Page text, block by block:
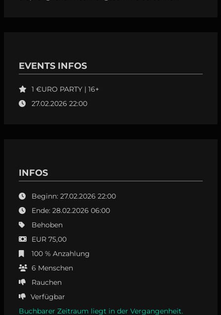
EVENTS INFOS
1 €URO PARTY | 16+
27.02.2026 22:00
INFOS
Beginn: 27.02.2026 22:00
Ende: 28.02.2026 06:00
Behoben
EUR 75,00
100 % Anzahlung
6 Menschen
Rauchen
Verfügbar
Buchbarer Zeitraum liegt in der Vergangenheit.